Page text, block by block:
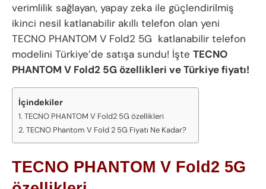
verimlilik sağlayan, yapay zeka ile güçlendirilmiş
ikinci nesil katlanabilir akıllı telefon olan yeni
TECNO PHANTOM V Fold2 5G katlanabilir telefon
modelini Türkiye’de satışa sundu! İşte TECNO
PHANTOM V Fold2 5G özellikleri ve Türkiye fiyatı!
İçindekiler
TECNO PHANTOM V Fold2 5G özellikleri
TECNO Phantom V Fold 2 5G Fiyatı Ne Kadar?
TECNO PHANTOM V Fold2 5G